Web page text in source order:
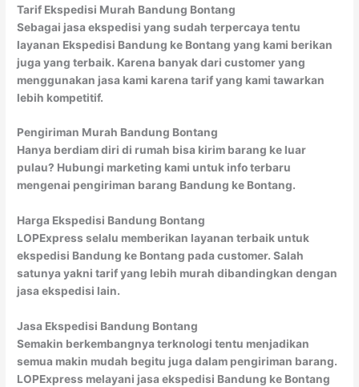
Tarif Ekspedisi Murah Bandung Bontang
Sebagai jasa ekspedisi yang sudah terpercaya tentu
layanan Ekspedisi Bandung ke Bontang yang kami berikan
juga yang terbaik. Karena banyak dari customer yang
menggunakan jasa kami karena tarif yang kami tawarkan
lebih kompetitif.
Pengiriman Murah Bandung Bontang
Hanya berdiam diri di rumah bisa kirim barang ke luar
pulau? Hubungi marketing kami untuk info terbaru
mengenai pengiriman barang Bandung ke Bontang.
Harga Ekspedisi Bandung Bontang
LOPExpress selalu memberikan layanan terbaik untuk
ekspedisi Bandung ke Bontang pada customer. Salah
satunya yakni tarif yang lebih murah dibandingkan dengan
jasa ekspedisi lain.
Jasa Ekspedisi Bandung Bontang
Semakin berkembangnya terknologi tentu menjadikan
semua makin mudah begitu juga dalam pengiriman barang.
LOPExpress melayani jasa ekspedisi Bandung ke Bontang